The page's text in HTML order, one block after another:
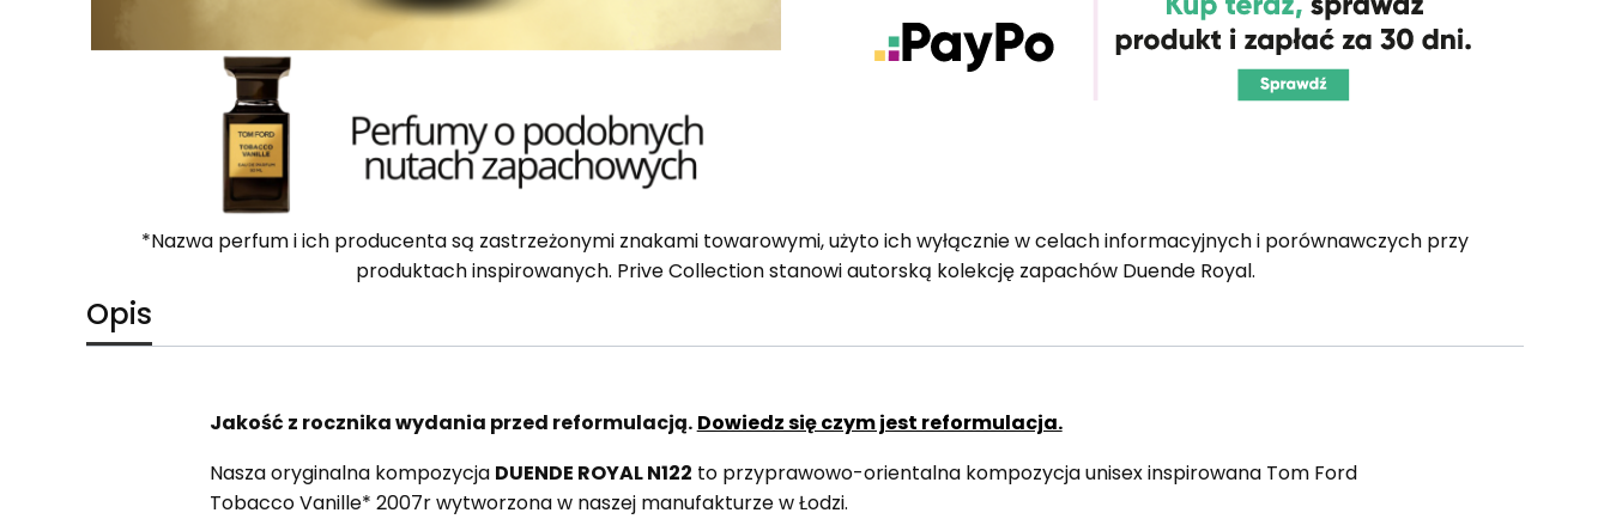
*Nazwa perfum i ich producenta są zastrzeżonymi znakami towarowymi, użyto ich wyłącznie w celach informacyjnych i porównawczych przy
produktach inspirowanych. Prive Collection stanowi autorską kolekcję zapachów Duende Royal.
Opis
Jakość z rocznika wydania przed reformulacją. Dowiedz się czym jest reformulacja.
Nasza oryginalna kompozycja DUENDE ROYAL N122 to przyprawowo-orientalna kompozycja unisex inspirowana Tom Ford
Tobacco Vanille* 2007r wytworzona w naszej manufakturze w Łodzi.